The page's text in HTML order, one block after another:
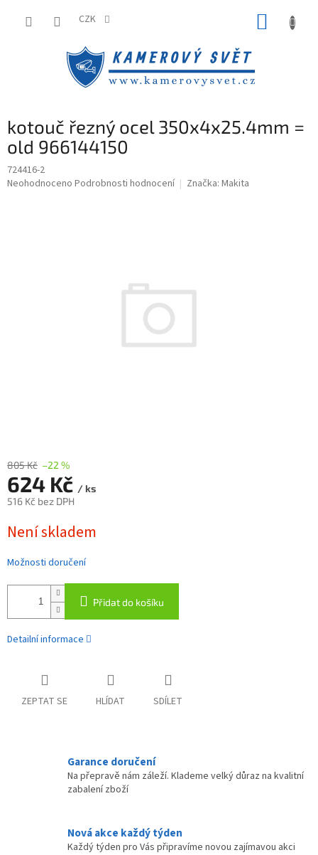
CZK
kotouč řezný ocel 350x4x25.4mm =
old 966144150
724416-2
Průměrné
Neohodnoceno Podrobnosti hodnocení Značka: Makita
805 Kč –22 %
624 Kč / ks
516 Kč bez DPH
cena:
Není skladem
Možnosti doručení
Přidat do košíku
Detailní informace
ZEPTAT SE HLÍDAT SDÍLET
Garance doručení
Na přepravě nám záleží. Klademe velký důraz na kvalitní
zabalení zboží
Nová akce každý týden
Každý týden pro Vás připravíme novou zajímavou akci